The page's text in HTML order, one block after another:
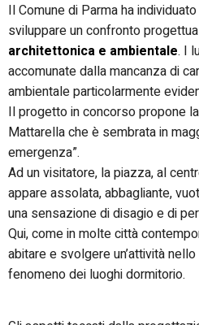
Il Comune di Parma ha
sviluppare un confronto
architettonica e ambientale. I
accomunate dalla mancanza di
ambientale particolarmente
Il progetto in concorso propone
Mattarella che è sembrata in
emergenza”.
Ad un visitatore, la piazza, al
appare assolata, abbagliante,
una sensazione di disagio e di
Qui, come in molte città
abitare e svolgere un’attività
fenomeno dei luoghi dormitorio.